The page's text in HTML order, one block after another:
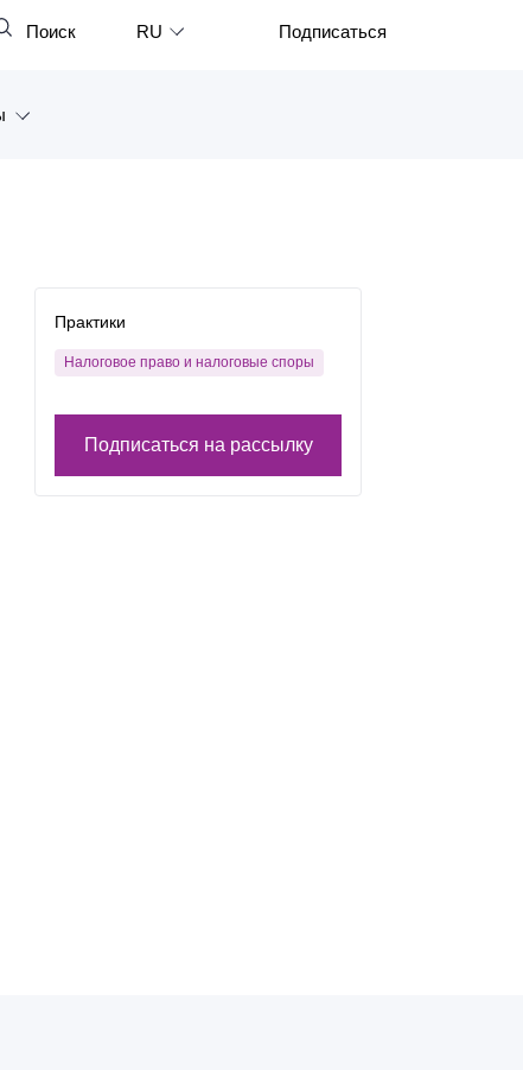
Закрыть
Поиск RU
Français
Português
Подписаться
Практики
Налоговое право и налоговые споры
Подписаться на рассылку